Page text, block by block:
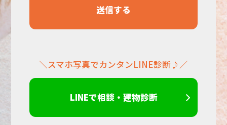
＼スマホ写真でカンタンLINE診断♪／
LINEで相談・建物診断